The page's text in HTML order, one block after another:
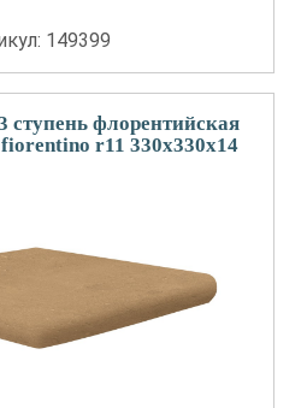
149399
ступень флорентийская
r11 330x330x14